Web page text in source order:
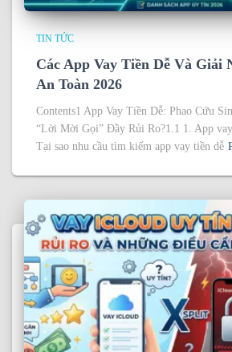
TIN TỨC
Các App Vay Tiền Dễ Và Giải
An Toàn 2026
Contents1 App Vay Tiền Dễ: Phao Cứu
“Lời Mời Gọi” Đầy Rủi Ro?1.1 1. App
Tại sao nhu cầu tìm kiếm app vay tiền dễ